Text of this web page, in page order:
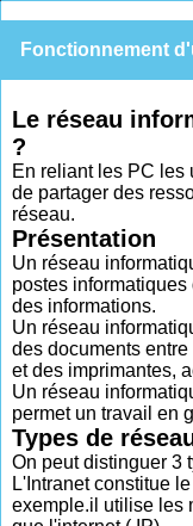
Fonctionnement
Le réseau
?
En reliant les PC les
de partager des
réseau.
Présentation
Un réseau
postes
des informations.
Un réseau
des documents
et des imprimantes,
Un réseau
permet un travail en
Types de
On peut distinguer 3
L'Intranet constitue
exemple.il utilise les